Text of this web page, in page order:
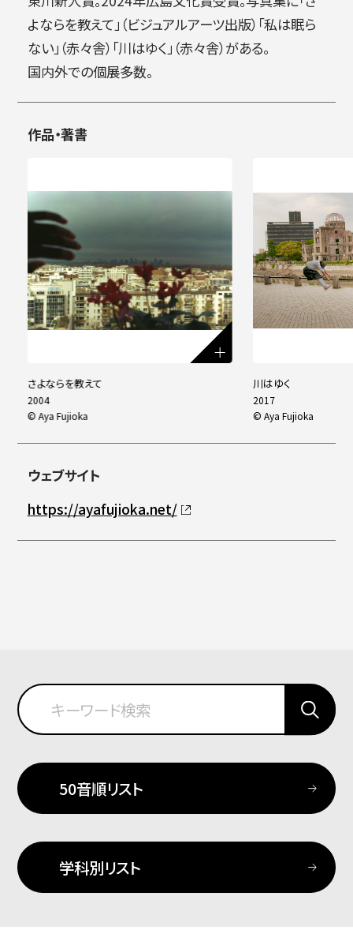
よならを教えて」（ビジュアルアーツ出版）「私は眠ら
ない」（赤々舎）「川はゆく」（赤々舎）がある。
国内外での個展多数。
作品・著書
ウェブサイト
https://ayafujioka.net/
50音順リスト
学科別リスト